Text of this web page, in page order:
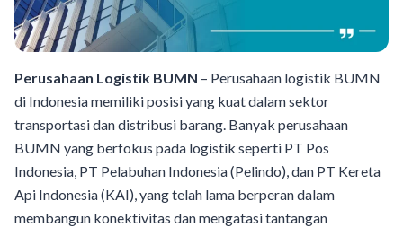
Perusahaan Logistik BUMN – Perusahaan logistik BUMN
di Indonesia memiliki posisi yang kuat dalam sektor
transportasi dan distribusi barang. Banyak perusahaan
BUMN yang berfokus pada logistik seperti PT Pos
Indonesia, PT Pelabuhan Indonesia (Pelindo), dan PT Kereta
Api Indonesia (KAI), yang telah lama berperan dalam
membangun konektivitas dan mengatasi tantangan